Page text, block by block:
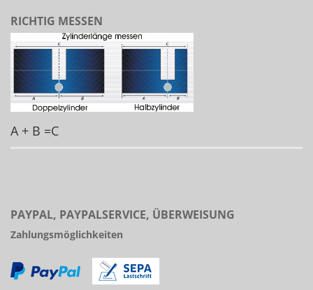
RICHTIG MESSEN
A + B =C
PAYPAL, PAYPALSERVICE, ÜBERWEISUNG
Zahlungsmöglichkeiten